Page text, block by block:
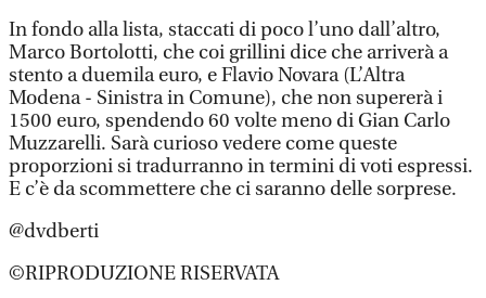
In fondo alla lista, staccati di poco l’uno dall’altro,
Marco Bortolotti, che coi grillini dice che arriverà a
stento a duemila euro, e Flavio Novara (L’Altra
Modena - Sinistra in Comune), che non supererà i
1500 euro, spendendo 60 volte meno di Gian Carlo
Muzzarelli. Sarà curioso vedere come queste
proporzioni si tradurranno in termini di voti espressi.
E c’è da scommettere che ci saranno delle sorprese.
@dvdberti
©RIPRODUZIONE RISERVATA